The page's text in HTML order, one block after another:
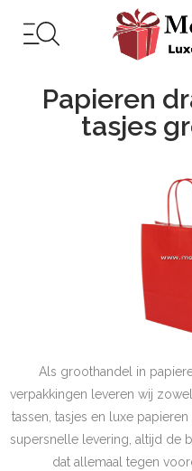
Papieren
tasjes
Als groothandel in
verpakkingen leveren wij
tassen, tasjes en luxe
supersnelle levering, altijd de
dat allemaal tegen